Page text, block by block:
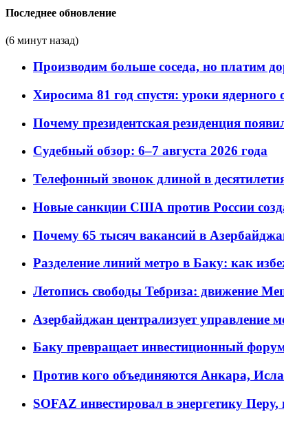
Последнее обновление
(6 минут назад)
Производим больше соседа, но платим
Хиросима 81 год спустя: уроки
Почему президентская резиденция
Судебный обзор: 6–7 августа 2026 года
Телефонный звонок длиной в
Новые санкции США против России
Почему 65 тысяч вакансий в
Разделение линий метро в Баку: как
Летопись свободы Тебриза: движение
Азербайджан централизует управление
Баку превращает инвестиционный
Против кого объединяются Анкара,
SOFAZ инвестировал в энергетику